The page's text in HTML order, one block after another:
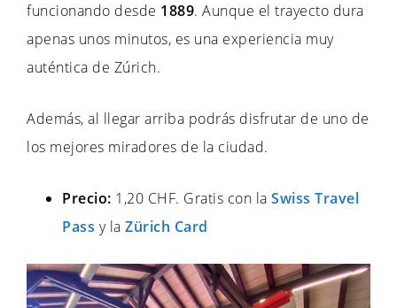
funcionando desde 1889. Aunque el trayecto dura
apenas unos minutos, es una experiencia muy
auténtica de Zúrich.
Además, al llegar arriba podrás disfrutar de uno de
los mejores miradores de la ciudad.
Precio: 1,20 CHF. Gratis con la Swiss Travel
Pass y la Zürich Card